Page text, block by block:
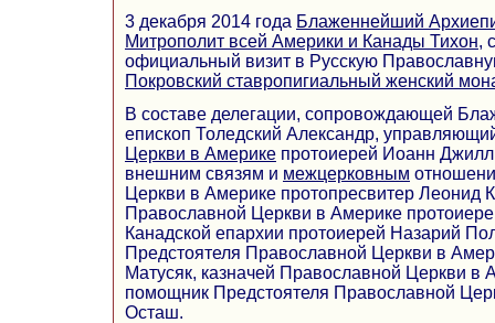
3 декабря 2014 года Блаженнейший
Митрополит всей Америки и Канады Тихон,
официальный визит в Русскую
Покровский ставропигиальный женский
В составе делегации, сопровождающей
епископ Толедский Александр,
Церкви в Америке протоиерей Иоанн
внешним связям и межцерковным
Церкви в Америке протопресвитер Леонид
Православной Церкви в Америке
Канадской епархии протоиерей Назарий
Предстоятеля Православной Церкви в
Матусяк, казначей Православной Церкви в
помощник Предстоятеля Православной
Осташ.